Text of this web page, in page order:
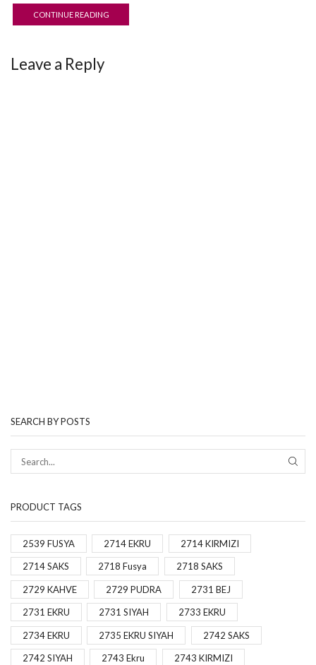
CONTINUE READING
Leave a Reply
SEARCH BY POSTS
PRODUCT TAGS
2539 FUSYA 2714 EKRU 2714 KIRMIZI
2714 SAKS 2718 Fusya 2718 SAKS
2729 KAHVE 2729 PUDRA 2731 BEJ
2731 EKRU 2731 SIYAH 2733 EKRU
2734 EKRU 2735 EKRU SIYAH 2742 SAKS
2742 SIYAH 2743 Ekru 2743 KIRMIZI